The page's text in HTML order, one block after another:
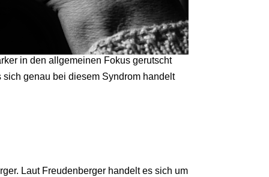
in den allgemeinen Fokus gerutscht
genau bei diesem Syndrom handelt
Laut Freudenberger handelt es sich um